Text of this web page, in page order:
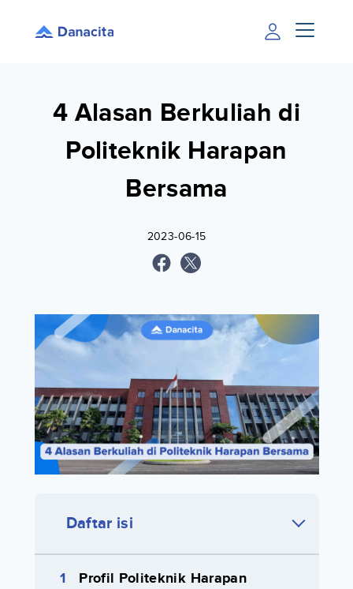
4 Alasan Berkuliah di
Politeknik Harapan
Bersama
2023-06-15
Daftar isi
Profil Politeknik Harapan